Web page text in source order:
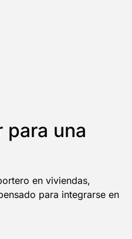
una
en viviendas,
para integrarse en